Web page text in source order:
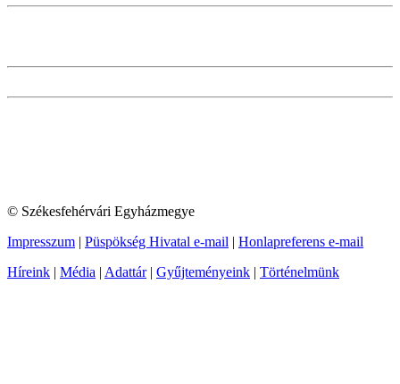
© Székesfehérvári Egyházmegye
Impresszum | Püspökség Hivatal e-mail | Honlapreferens e-mail
Híreink | Média | Adattár| Gyűjteményeink | Történelmünk